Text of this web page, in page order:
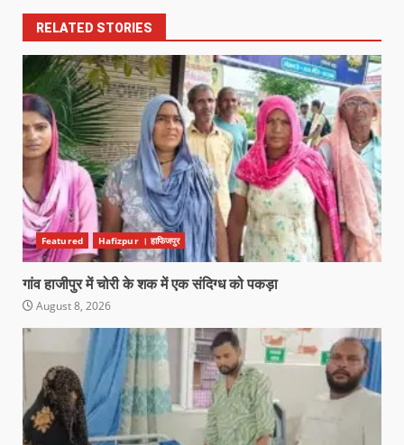
RELATED STORIES
Featured Hafizpur । हाफिजपुर
गांव हाजीपुर में चोरी के शक में एक संदिग्ध को पकड़ा
August 8, 2026